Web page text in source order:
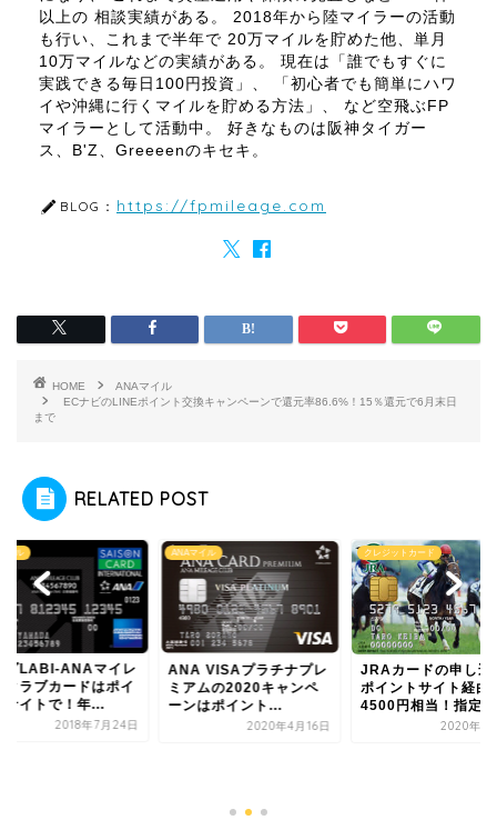
以上の 相談実績がある。 2018年から陸マイラーの活動
も行い、これまで半年で 20万マイルを貯めた他、単月
10万マイルなどの実績がある。 現在は「誰でもすぐに
実践できる毎日100円投資」、 「初心者でも簡単にハワ
イや沖縄に行くマイルを貯める方法」、 など空飛ぶFP
マイラーとして活動中。 好きなものは阪神タイガー
ス、B'Z、Greeeenのキセキ。
BLOG： https://fpmileage.com
HOME
ANAマイル
ECナビのLINEポイント交換キャンペーンで還元率86.6%！15％還元で6月末日
まで
RELATED POST
イル
ダLABI-ANAマイレ
クラブカードはポイ
サイトで！年...
2018年7月24日
ANAマイル
ANA VISAプラチナプレ
ミアムの2020キャンペ
ーンはポイント...
2020年4月16日
クレジットカード
JRAカードの申し込
ポイントサイト経由
4500円相当！指定
2020年1